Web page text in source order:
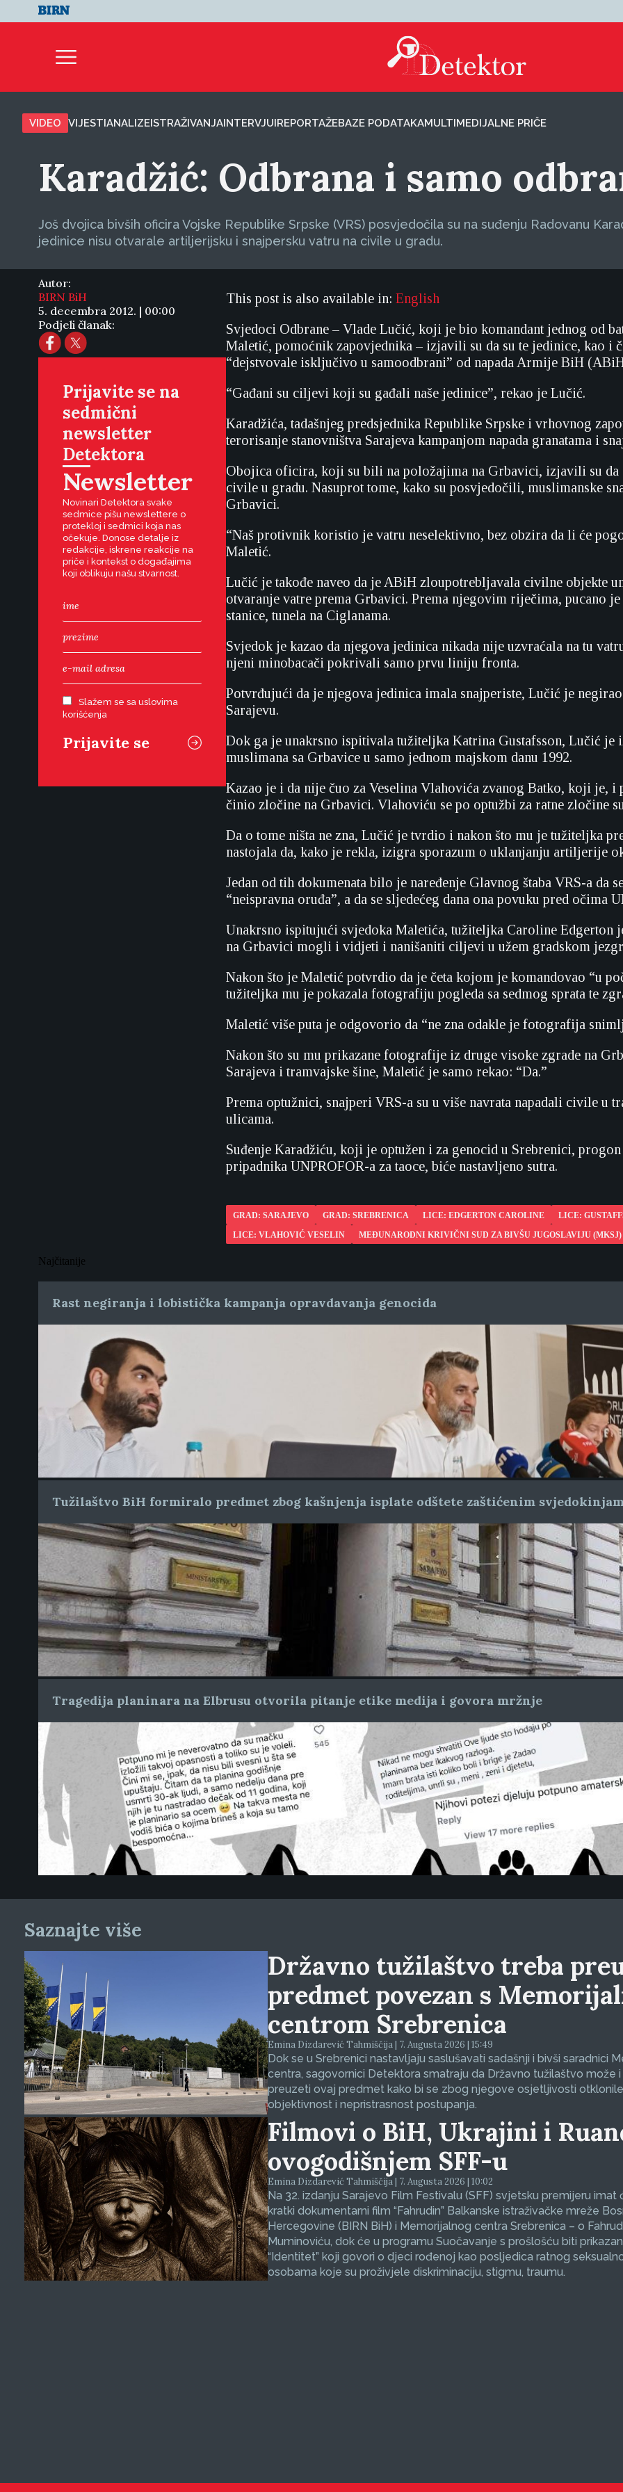
VIDEO VIJESTIANALIZEISTRAŽIVANJAINTERVJUIREPORTAŽEBAZE PODATAKAMULTIMEDIJALNE PRIČE
Karadžić: Odbrana i samo
Još dvojica bivših oficira Vojske Republike Srpske (VRS) posvjedočila su na suđenju Radovanu
jedinice nisu otvarale artiljerijsku i snajpersku vatru na civile u gradu.
Autor:
BIRN BiH
5. decembra 2012. | 00:00
Podjeli članak:
Prijavite se na
sedmični
newsletter
Detektora
Newsletter
Novinari Detektora svake
sedmice pišu newslettere o
protekloj i sedmici koja nas
očekuje. Donose detalje iz
redakcije, iskrene reakcije na
priče i kontekst o događajima
koji oblikuju našu stvarnost.
Slažem se sa uslovima
korišćenja
This post is also available in: English
Svjedoci Odbrane – Vlade Lučić, koji je bio komandant jednog od
Maletić, pomoćnik zapovjednika – izjavili su da su te jedinice, kao i
“dejstvovale isključivo u samoodbrani” od napada Armije BiH
“Gađani su ciljevi koji su gađali naše jedinice”, rekao je Lučić.
Karadžića, tadašnjeg predsjednika Republike Srpske i vrhovnog
terorisanje stanovništva Sarajeva kampanjom napada granatama i
Obojica oficira, koji su bili na položajima na Grbavici, izjavili su da
civile u gradu. Nasuprot tome, kako su posvjedočili, muslimanske
Grbavici.
“Naš protivnik koristio je vatru neselektivno, bez obzira da li će
Maletić.
Lučić je takođe naveo da je ABiH zloupotrebljavala civilne objekte
otvaranje vatre prema Grbavici. Prema njegovim riječima, pucano
stanice, tunela na Ciglanama.
Svjedok je kazao da njegova jedinica nikada nije uzvraćala na tu
njeni minobacači pokrivali samo prvu liniju fronta.
Potvrđujući da je njegova jedinica imala snajperiste, Lučić je
Sarajevu.
Dok ga je unakrsno ispitivala tužiteljka Katrina Gustafsson, Lučić je
muslimana sa Grbavice u samo jednom majskom danu 1992.
Kazao je i da nije čuo za Veselina Vlahovića zvanog Batko, koji je,
činio zločine na Grbavici. Vlahoviću se po optužbi za ratne zločine
Da o tome ništa ne zna, Lučić je tvrdio i nakon što mu je tužiteljka
nastojala da, kako je rekla, izigra sporazum o uklanjanju artiljerije
Jedan od tih dokumenata bilo je naređenje Glavnog štaba VRS-a da
“neispravna oruđa”, a da se sljedećeg dana ona povuku pred očima
Unakrsno ispitujući svjedoka Maletića, tužiteljka Caroline Edgerton
na Grbavici mogli i vidjeti i nanišaniti ciljevi u užem gradskom
Nakon što je Maletić potvrdio da je četa kojom je komandovao “u
tužiteljka mu je pokazala fotografiju pogleda sa sedmog sprata te
Maletić više puta je odgovorio da “ne zna odakle je fotografija
Nakon što su mu prikazane fotografije iz druge visoke zgrade na
Sarajeva i tramvajske šine, Maletić je samo rekao: “Da.”
Prema optužnici, snajperi VRS-a su u više navrata napadali civile u
ulicama.
Suđenje Karadžiću, koji je optužen i za genocid u Srebrenici,
pripadnika UNPROFOR-a za taoce, biće nastavljeno sutra.
GRAD: SARAJEVO GRAD: SREBRENICA LICE: EDGERTON CAROLINE
LICE:
LICE: VLAHOVIĆ VESELIN
MEĐUNARODNI KRIVIČNI SUD ZA BIVŠU JUGOSLAVIJU (MKSJ)
Najčitanije
Rast negiranja i lobistička kampanja opravdavanja genocida
Tužilaštvo BiH formiralo predmet zbog kašnjenja isplate odštete zaštićenim
Tragedija planinara na Elbrusu otvorila pitanje etike medija i govora mržnje
Saznajte više
Državno tužilaštvo treba
predmet povezan s
centrom Srebrenica
Emina Dizdarević Tahmiščija | 7. Augusta 2026 | 15:49
Dok se u Srebrenici nastavljaju saslušavati sadašnji i bivši saradnici
centra, sagovornici Detektora smatraju da Državno tužilaštvo može
preuzeti ovaj predmet kako bi se zbog njegove osjetljivosti
objektivnost i nepristrasnost postupanja.
Filmovi o BiH, Ukrajini i
ovogodišnjem SFF-u
Emina Dizdarević Tahmiščija | 7. Augusta 2026 | 10:02
Na 32. izdanju Sarajevo Film Festivalu (SFF) svjetsku premijeru imat
kratki dokumentarni film “Fahrudin” Balkanske istraživačke mreže
Hercegovine (BIRN BiH) i Memorijalnog centra Srebrenica – o
Muminoviću, dok će u programu Suočavanje s prošlošću biti
“Identitet” koji govori o djeci rođenoj kao posljedica ratnog
osobama koje su proživjele diskriminaciju, stigmu, traumu.